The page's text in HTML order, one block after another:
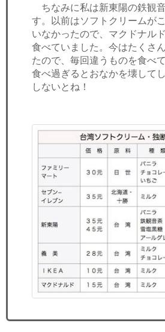
ちなみに私は新東陽の鉄観
す。以前はソフトクリームが
いなかったので、マクドナル
食べていました。今はたくさ
たので、毎回違うものを食べ
食べ過ぎるとおなかを壊して
しないとね！